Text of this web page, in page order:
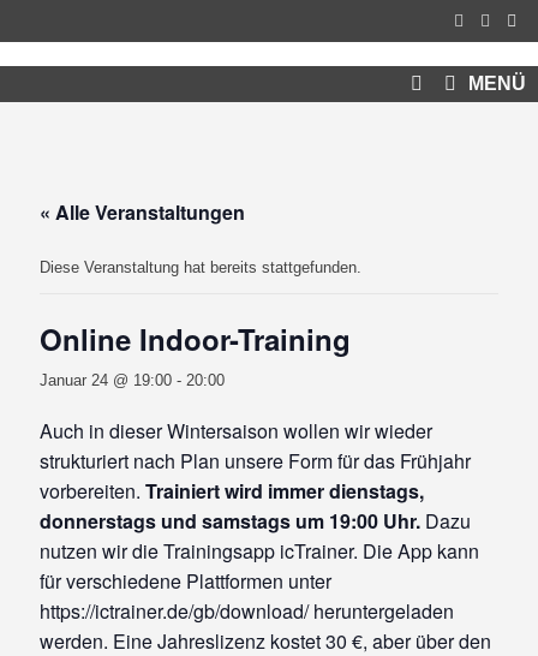
MENÜ
« Alle Veranstaltungen
Diese Veranstaltung hat bereits stattgefunden.
Online Indoor-Training
Januar 24 @ 19:00- 20:00
Auch in dieser Wintersaison wollen wir wieder
strukturiert nach Plan unsere Form für das Frühjahr
vorbereiten. Trainiert wird immer dienstags,
donnerstags und samstags um 19:00 Uhr. Dazu
nutzen wir die Trainingsapp icTrainer. Die App kann
für verschiedene Plattformen unter
https://ictrainer.de/gb/download/ heruntergeladen
werden. Eine Jahreslizenz kostet 30 €, aber über den